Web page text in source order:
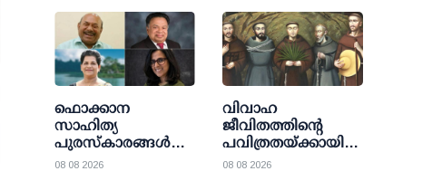
വിവിധ ജില്ലകളിൽ
ശക്തമായ മഴയ്ക്ക്
സാധ്യത
വിശ്വാസ
പ്രഘോഷണവുമായി
കൊളംബിയൻ
പ്രസിഡന്റ്
ഫൊക്കാന
സാഹിത്യ
പുരസ്‌കാരങ്ങള്‍
പ്രഖ്യാപിച്ചു: ഡോ.
08 08 2026
വിവാഹ
ജീവിതത്തിന്റെ
പവിത്രതയ്ക്കായി
രക്തസാക്ഷിത്വം;
08 08 2026